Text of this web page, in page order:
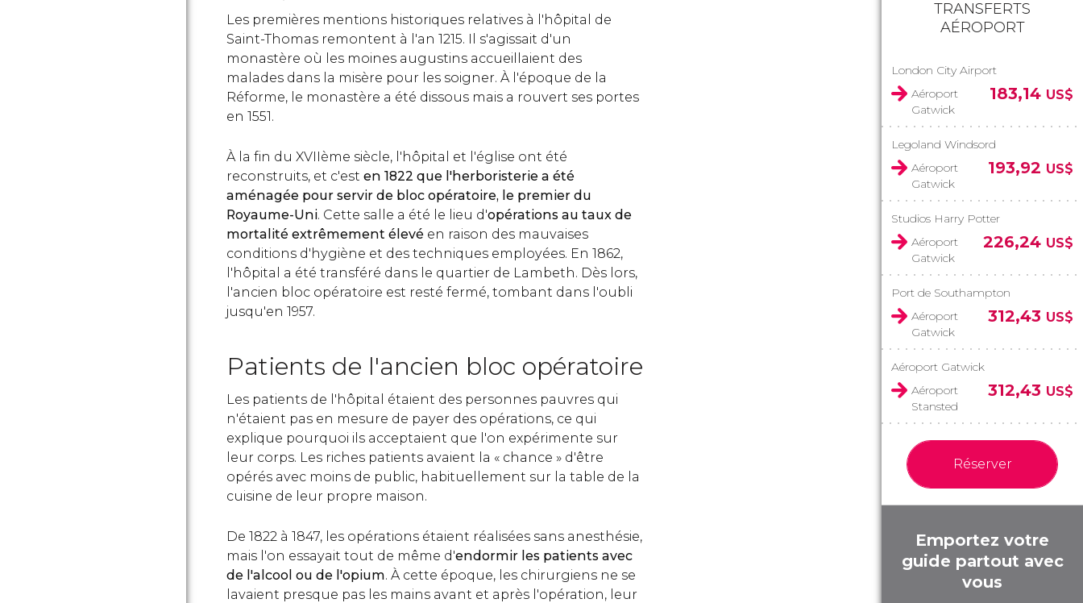
Les premières mentions historiques relatives à l'hôpital de
Saint-Thomas remontent à l'an 1215. Il s'agissait d'un
monastère où les moines augustins accueillaient des
malades dans la misère pour les soigner. À l'époque de la
Réforme, le monastère a été dissous mais a rouvert ses portes
en 1551.
À la fin du XVIIème siècle, l'hôpital et l'église ont été
reconstruits, et c'est en 1822 que l'herboristerie a été
aménagée pour servir de bloc opératoire, le premier du
Royaume-Uni. Cette salle a été le lieu d'opérations au taux de
mortalité extrêmement élevé en raison des mauvaises
conditions d'hygiène et des techniques employées. En 1862,
l'hôpital a été transféré dans le quartier de Lambeth. Dès lors,
l'ancien bloc opératoire est resté fermé, tombant dans l'oubli
jusqu'en 1957.
Patients de l'ancien bloc opératoire
Les patients de l'hôpital étaient des personnes pauvres qui
n'étaient pas en mesure de payer des opérations, ce qui
explique pourquoi ils acceptaient que l'on expérimente sur
leur corps. Les riches patients avaient la « chance » d'être
opérés avec moins de public, habituellement sur la table de la
cuisine de leur propre maison.
De 1822 à 1847, les opérations étaient réalisées sans anesthésie,
mais l'on essayait tout de même d'endormir les patients avec
de l'alcool ou de l'opium. À cette époque, les chirurgiens ne se
lavaient presque pas les mains avant et après l'opération, leur
TRANSFERTS
AÉROPORT
London City Airport
Aéroport
Gatwick
183,14 US$
Legoland Windsord
Aéroport
Gatwick
193,92 US$
Studios Harry Potter
Aéroport
Gatwick
226,24 US$
Port de Southampton
Aéroport
Gatwick
312,43 US$
Aéroport Gatwick
Aéroport
Stansted
312,43 US$
Réserver
Emportez votre
guide partout avec
vous